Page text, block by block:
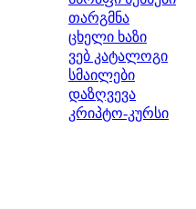
თარგმნა
ცხელი ხაზი
ვებ კატალოგი
სმაილები
დაზღვევა
კრიპტო-კურსი